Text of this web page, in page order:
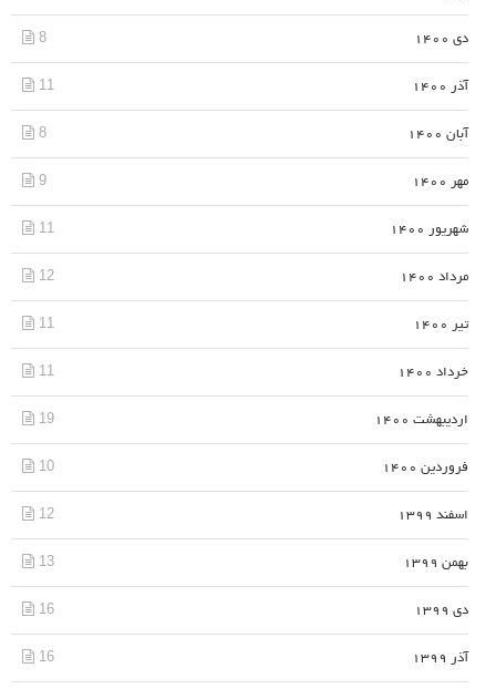
دی 1400 8
آذر 1400 11
آبان 1400 8
مهر 1400 9
شهریور 1400 11
مرداد 1400 12
تیر 1400 11
خرداد 1400 11
اردیبهشت 1400 19
فروردین 1400 10
اسفند 1399 12
بهمن 1399 13
دی 1399 16
آذر 1399 16